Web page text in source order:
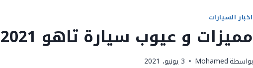
اخبار السيارات
مميزات و عيوب سيارة تاهو 2021
بواسطةMohamed 3 يونيو، 2021